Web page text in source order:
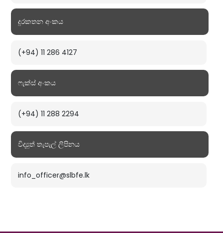
දුරකතන අංකය
(+94) 11 286 4127
ෆැක්ස් අංකය
(+94) 11 288 2294
විද්‍යුත් තැපැල් ලිපිනය
info_officer@slbfe.lk